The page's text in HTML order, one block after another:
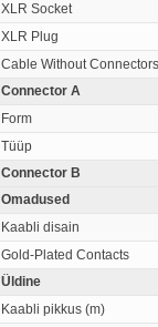
XLR Socket
XLR Plug
Cable Without Connectors
Connector A
Form
Tüüp
Connector B
Omadused
Kaabli disain
Gold-Plated Contacts
Üldine
Kaabli pikkus (m)